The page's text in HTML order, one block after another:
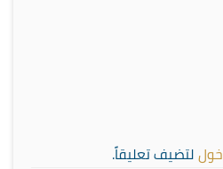
لتضيف تعليقاً.